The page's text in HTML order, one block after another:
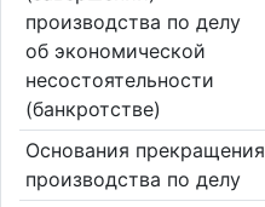
производства по делу
об экономической
несостоятельности
(банкротстве)
Основания прекращения
производства по делу